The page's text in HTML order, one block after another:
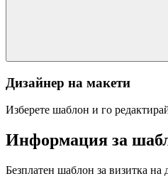
Дизайнер на макети
Изберете шаблон и го
Информация за
Безплатен шаблон за визитка на